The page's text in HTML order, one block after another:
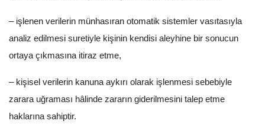
– işlenen verilerin münhasıran otomatik sistemler vasıtasıyla
analiz edilmesi suretiyle kişinin kendisi aleyhine bir sonucun
ortaya çıkmasına itiraz etme,
– kişisel verilerin kanuna aykırı olarak işlenmesi sebebiyle
zarara uğraması hâlinde zararın giderilmesini talep etme
haklarına sahiptir.